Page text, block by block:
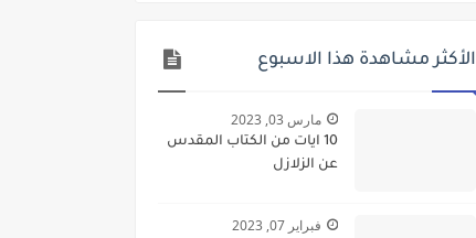
الأكثر مشاهدة هذا الاسبوع
مارس 03, 2023
10 ايات من الكتاب المقدس
عن الزلازل
فبراير 07, 2023